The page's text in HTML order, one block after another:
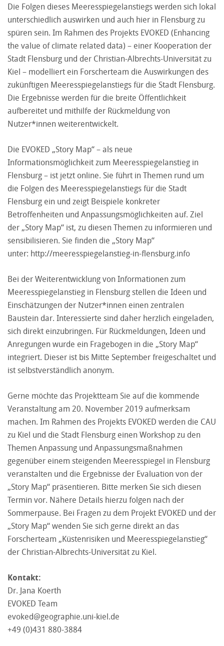
Die Folgen dieses Meeresspiegelanstiegs werden sich lokal
unterschiedlich auswirken und auch hier in Flensburg zu
spüren sein. Im Rahmen des Projekts EVOKED (Enhancing
the value of climate related data) – einer Kooperation der
Stadt Flensburg und der Christian-Albrechts-Universität zu
Kiel – modelliert ein Forscherteam die Auswirkungen des
zukünftigen Meeresspiegelanstiegs für die Stadt Flensburg.
Die Ergebnisse werden für die breite Öffentlichkeit
aufbereitet und mithilfe der Rückmeldung von
Nutzer*innen weiterentwickelt.
Die EVOKED „Story Map“ – als neue
Informationsmöglichkeit zum Meeresspiegelanstieg in
Flensburg – ist jetzt online. Sie führt in Themen rund um
die Folgen des Meeresspiegelanstiegs für die Stadt
Flensburg ein und zeigt Beispiele konkreter
Betroffenheiten und Anpassungsmöglichkeiten auf. Ziel
der „Story Map“ ist, zu diesen Themen zu informieren und
sensibilisieren. Sie finden die „Story Map“
unter: http://meeresspiegelanstieg-in-flensburg.info
Bei der Weiterentwicklung von Informationen zum
Meeresspiegelanstieg in Flensburg stellen die Ideen und
Einschätzungen der Nutzer*innen einen zentralen
Baustein dar. Interessierte sind daher herzlich eingeladen,
sich direkt einzubringen. Für Rückmeldungen, Ideen und
Anregungen wurde ein Fragebogen in die „Story Map“
integriert. Dieser ist bis Mitte September freigeschaltet und
ist selbstverständlich anonym.
Gerne möchte das Projektteam Sie auf die kommende
Veranstaltung am 20. November 2019 aufmerksam
machen. Im Rahmen des Projekts EVOKED werden die CAU
zu Kiel und die Stadt Flensburg einen Workshop zu den
Themen Anpassung und Anpassungsmaßnahmen
gegenüber einem steigenden Meeresspiegel in Flensburg
veranstalten und die Ergebnisse der Evaluation von der
„Story Map“ präsentieren. Bitte merken Sie sich diesen
Termin vor. Nähere Details hierzu folgen nach der
Sommerpause. Bei Fragen zu dem Projekt EVOKED und der
„Story Map“ wenden Sie sich gerne direkt an das
Forscherteam „Küstenrisiken und Meeresspiegelanstieg“
der Christian-Albrechts-Universität zu Kiel.
Kontakt:
Dr. Jana Koerth
EVOKED Team
evoked@geographie.uni-kiel.de
+49 (0)431 880-3884